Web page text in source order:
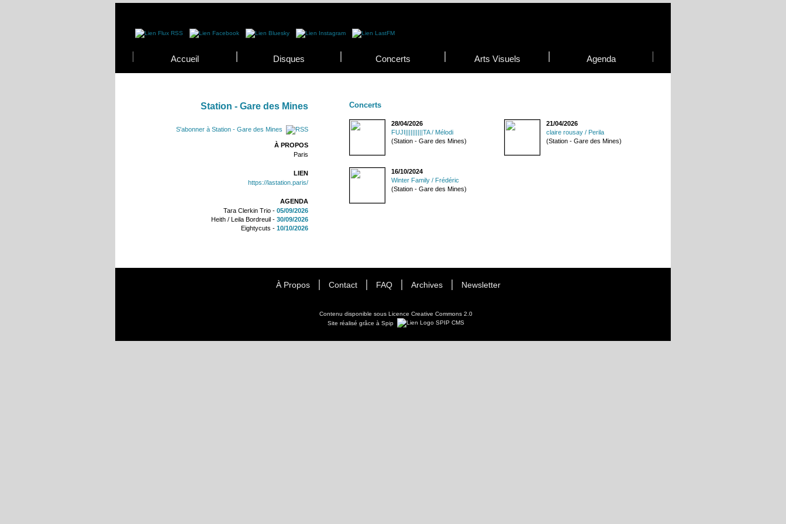
Accueil Disques Concerts Arts Visuels Agenda
Station - Gare des Mines
S'abonner à Station - Gare des Mines
À PROPOS
Paris
LIEN
https://lastation.paris/
AGENDA
Tara Clerkin Trio - 05/09/2026
Heith / Leila Bordreuil - 30/09/2026
Eightycuts - 10/10/2026
Concerts
28/04/2026
FUJI||||||||||TA / Mélodi
(Station - Gare des Mines)
21/04/2026
claire rousay / Perila
(Station - Gare des Mines)
16/10/2024
Winter Family / Frédéric
(Station - Gare des Mines)
À Propos Contact FAQ Archives Newsletter
Contenu disponible sous Licence Creative Commons 2.0
Site réalisé grâce à Spip